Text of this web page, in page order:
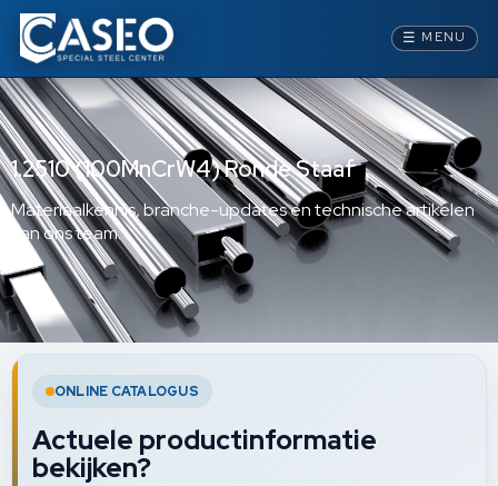
☰ MENU
1.2510 (100MnCrW4) Ronde Staaf
Materiaalkennis, branche-updates en technische artikelen
van ons team.
ONLINE CATALOGUS
Actuele productinformatie
bekijken?